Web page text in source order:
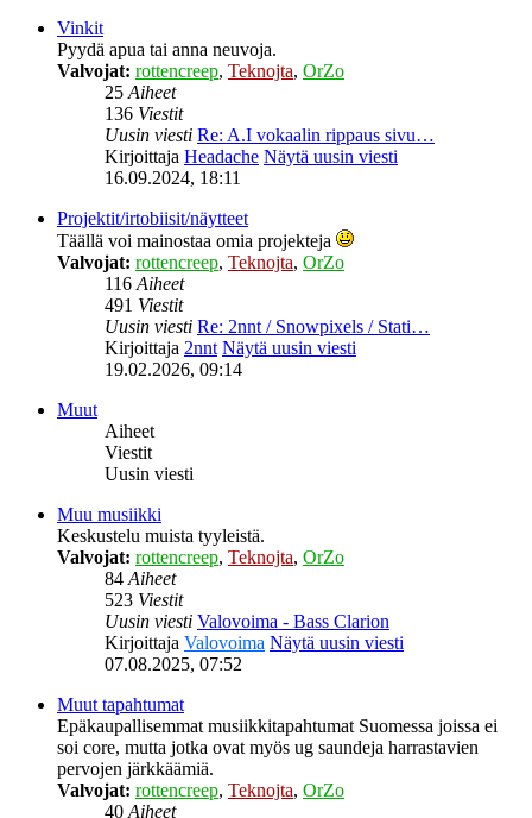
Vinkit
Pyydä apua tai anna neuvoja.
Valvojat: rottencreep, Teknojta, OrZo
25Aiheet
136 Viestit
Uusin viesti Re: A.I vokaalin rippaus sivu…
Kirjoittaja Headache Näytä uusin viesti
16.09.2024, 18:11
Projektit/irtobiisit/näytteet
Täällä voi mainostaa omia projekteja
Valvojat: rottencreep, Teknojta, OrZo
116Aiheet
491 Viestit
Uusin viesti Re: 2nnt / Snowpixels / Stati…
Kirjoittaja 2nnt Näytä uusin viesti
19.02.2026, 09:14
Muut
Aiheet
Viestit
Uusin viesti
Muu musiikki
Keskustelu muista tyyleistä.
Valvojat: rottencreep, Teknojta, OrZo
84Aiheet
523 Viestit
Uusin viesti Valovoima - Bass Clarion
Kirjoittaja Valovoima Näytä uusin viesti
07.08.2025, 07:52
Muut tapahtumat
Epäkaupallisemmat musiikkitapahtumat Suomessa joissa ei
soi core, mutta jotka ovat myös ug saundeja harrastavien
pervojen järkkäämiä.
Valvojat: rottencreep, Teknojta, OrZo
40Aiheet